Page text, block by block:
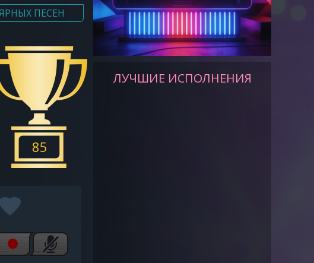
ПЕСЕН
85
ЛУЧШИЕ ИСПОЛНЕНИЯ